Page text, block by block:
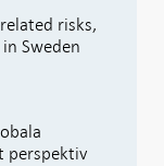
risks,
Sweden
perspektiv